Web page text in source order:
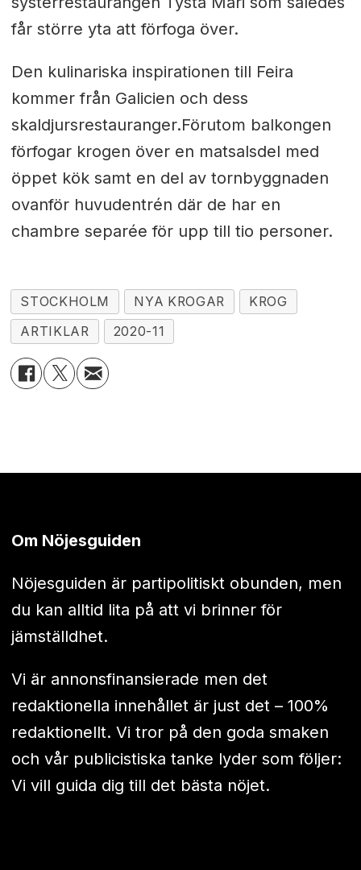
får större yta att förfoga över.
Den kulinariska inspirationen till Feira
kommer från Galicien och dess
skaldjursrestauranger.Förutom balkongen
förfogar krogen över en matsalsdel med
öppet kök samten del av tornbyggnaden
ovanför huvudentrén där de har en
chambre separée för upp till tio personer.
STOCKHOLM NYA KROGAR
KROG
ARTIKLAR
2020-11
Om Nöjesguiden
Nöjesguiden är partipolitiskt obunden, men
du kan alltid lita på att vi brinner för
jämställdhet.
Vi är annonsfinansierade men det
redaktionella innehållet är just det – 100%
redaktionellt. Vi tror på den goda smaken
och vår publicistiska tanke lyder som följer:
Vi vill guida dig till det bästa nöjet.